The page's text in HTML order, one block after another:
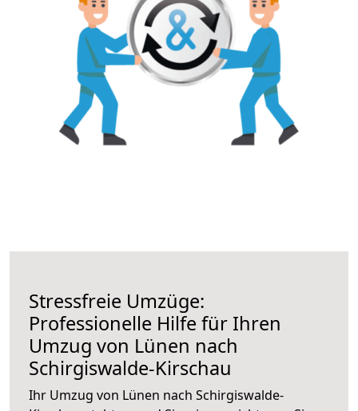
Stressfreie Umzüge:
Professionelle Hilfe für Ihren
Umzug von Lünen nach
Schirgiswalde-Kirschau
Ihr Umzug von Lünen nach Schirgiswalde-